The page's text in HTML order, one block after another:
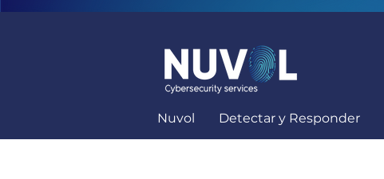
Nuvol Detectar y Responder